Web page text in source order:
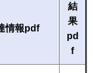
情報pdf
結
果
pd
f